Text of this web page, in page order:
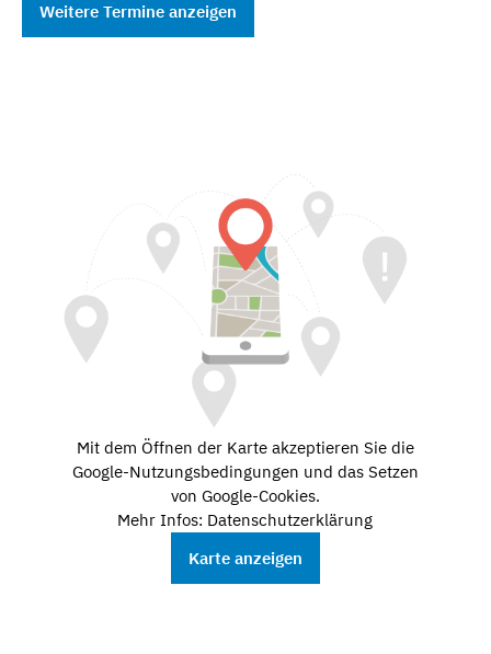
Weitere Termine anzeigen
Mit dem Öffnen der Karte akzeptieren Sie die
Google-Nutzungsbedingungen und das Setzen
von Google-Cookies.
Mehr Infos: Datenschutzerklärung
Karte anzeigen